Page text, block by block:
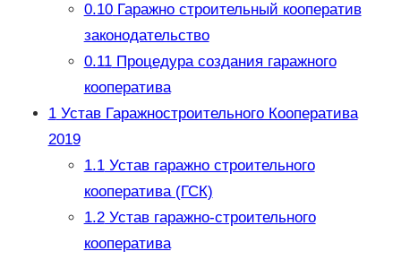
0.10Гаражно строительный кооператив
законодательство
0.11Процедура создания гаражного
кооператива
1Устав Гаражностроительного Кооператива
2019
1.1Устав гаражно строительного
кооператива (ГСК)
1.2Устав гаражно-строительного
кооператива